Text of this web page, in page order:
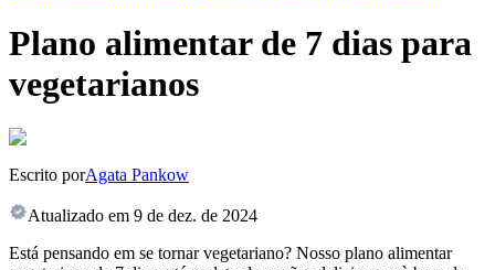
Plano alimentar de 7 dias para
vegetarianos
Escrito porAgata Pankow
Atualizado em 9 de dez. de 2024
Está pensando em se tornar vegetariano? Nosso plano alimentar